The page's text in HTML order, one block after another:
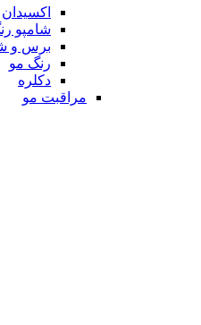
اکسیدان
شامپو
برس و
رنگ مو
دکلره
مراقبت مو